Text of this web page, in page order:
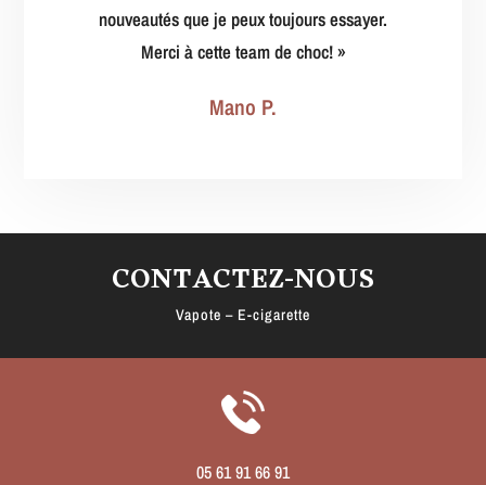
nouveautés que je peux toujours essayer.
Merci à cette team de choc! »
Mano P.
CONTACTEZ-NOUS
Vapote – E-cigarette
05 61 91 66 91